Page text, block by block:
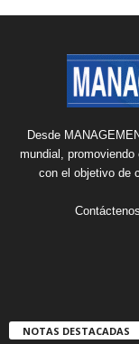
Desde
mundial,
con el objetivo de
NOTAS DESTACADAS